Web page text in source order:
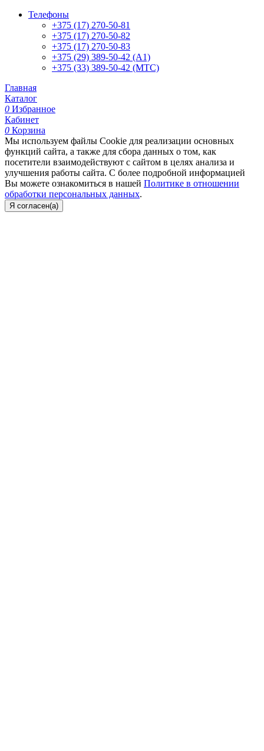
Телефоны
+375 (17) 270-50-81
+375 (17) 270-50-82
+375 (17) 270-50-83
+375 (29) 389-50-42 (А1)
+375 (33) 389-50-42 (МТС)
Главная
Каталог
0 Избранное
Кабинет
0 Корзина
Мы используем файлы Cookie для реализации основных
функций сайта, а также для сбора данных о том, как
посетители взаимодействуют с сайтом в целях анализа и
улучшения работы сайта. С более подробной информацией
Вы можете ознакомиться в нашей Политике в отношении
обработки персональных данных.
Я согласен(а)